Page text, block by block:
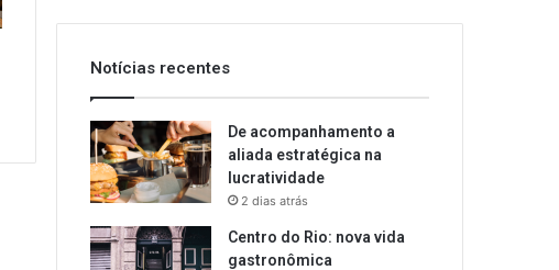
Notícias recentes
De acompanhamento a
aliada estratégica na
lucratividade
2 dias atrás
Centro do Rio: nova vida
gastronômica